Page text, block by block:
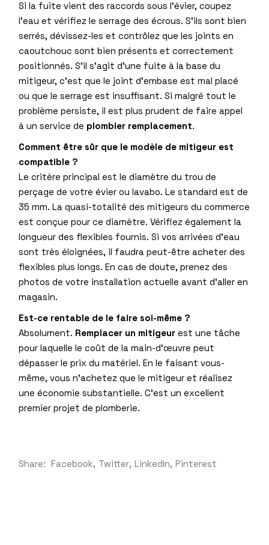
Si la fuite vient des raccords sous l’évier, coupez
l’eau et vérifiez le serrage des écrous. S’ils sont bien
serrés, dévissez-les et contrôlez que les joints en
caoutchouc sont bien présents et correctement
positionnés. S’il s’agit d’une fuite à la base du
mitigeur, c’est que le joint d’embase est mal placé
ou que le serrage est insuffisant. Si malgré tout le
problème persiste, il est plus prudent de faire appel
à un service de plombier remplacement.
Comment être sûr que le modèle de mitigeur est
compatible ?
Le critère principal est le diamètre du trou de
perçage de votre évier ou lavabo. Le standard est de
35 mm. La quasi-totalité des mitigeurs du commerce
est conçue pour ce diamètre. Vérifiez également la
longueur des flexibles fournis. Si vos arrivées d’eau
sont très éloignées, il faudra peut-être acheter des
flexibles plus longs. En cas de doute, prenez des
photos de votre installation actuelle avant d’aller en
magasin.
Est-ce rentable de le faire soi-même ?
Absolument. Remplacer un mitigeur est une tâche
pour laquelle le coût de la main-d’œuvre peut
dépasser le prix du matériel. En le faisant vous-
même, vous n’achetez que le mitigeur et réalisez
une économie substantielle. C’est un excellent
premier projet de plomberie.
Share: Facebook Twitter LinkedIn Pinterest